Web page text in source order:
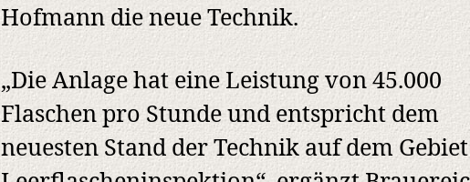
Hofmann die neue Technik.
„Die Anlage hat eine Leistung von 45.000
Flaschen pro Stunde und entspricht dem
neuesten Stand der Technik auf dem